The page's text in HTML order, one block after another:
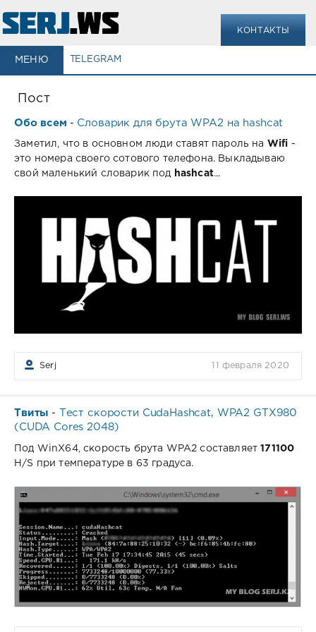
КОНТАКТЫ
МЕНЮ TELEGRAM
Пост
Обо всем - Словарик для брута WPA2 на hashcat
Заметил, что в основном люди ставят пароль на Wifi
-
это номера своего сотового телефона. Выкладываю
свой маленький словарик под
hashcat...
Serj 11 февраля 2020
Твиты -
Тест скорости CudaHashcat, WPA2 GTX980
(CUDA Cores 2048)
Под WinX64, cкорость брута WPA2 составляет171100
H/S при температуре в 63 градуса.